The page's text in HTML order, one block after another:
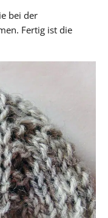
bei der
Fertig ist die